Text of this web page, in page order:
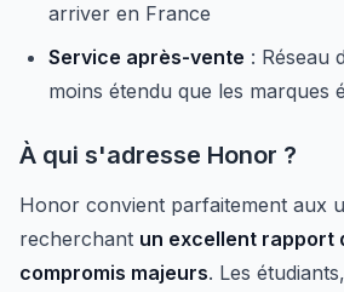
arriver en France
Service après-vente : Réseau
moins étendu que les marques
À qui s'adresse Honor ?
Honor convient parfaitement aux
recherchant un excellent rapport
compromis majeurs. Les